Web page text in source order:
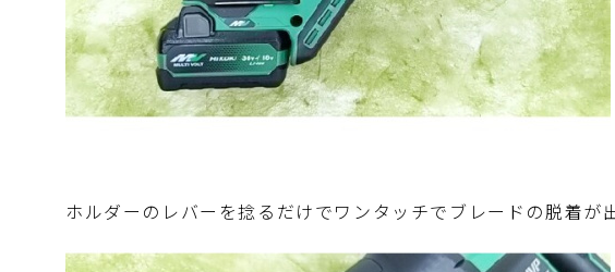
ホルダーのレバーを捻るだけでワンタッチでブレードの脱着が